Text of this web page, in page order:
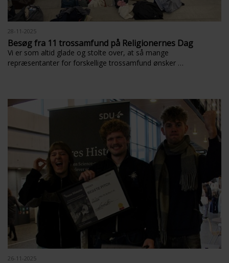
28-11-2025
Besøg fra 11 trossamfund på Religionernes Dag
Vi er som altid glade og stolte over, at så mange
repræsentanter for forskellige trossamfund ønsker …
26-11-2025